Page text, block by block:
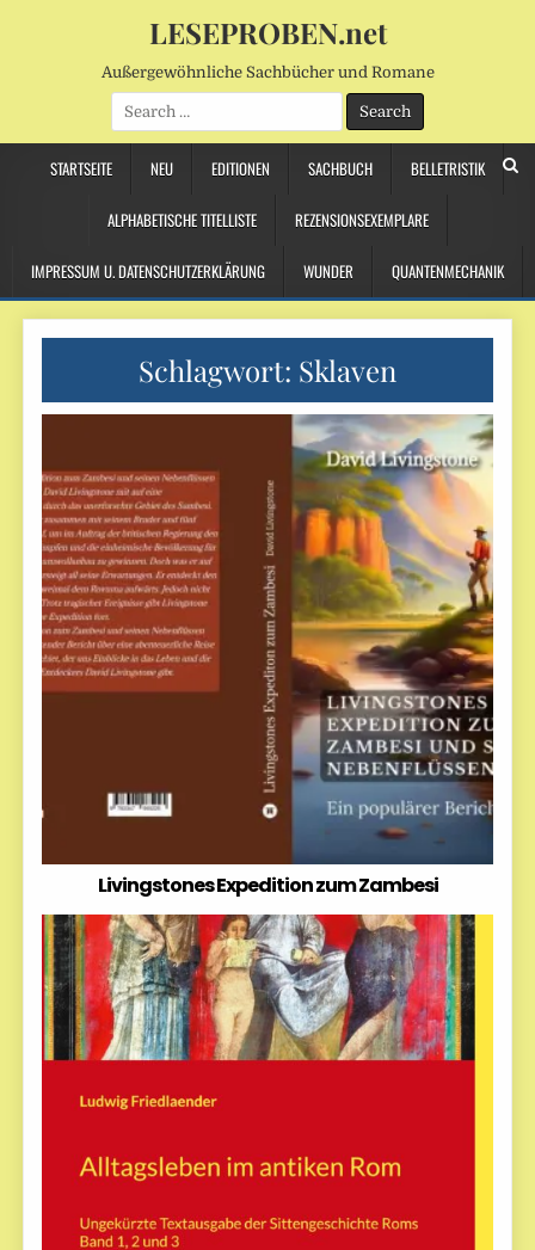
LESEPROBEN.net
Außergewöhnliche Sachbücher und Romane
Search
for:
STARTSEITE NEU EDITIONEN SACHBUCH BELLETRISTIK
ALPHABETISCHE TITELLISTE REZENSIONSEXEMPLARE
IMPRESSUM U. DATENSCHUTZERKLÄRUNG WUNDER QUANTENMECHANIK
Schlagwort: Sklaven
Livingstones Expedition zum Zambesi